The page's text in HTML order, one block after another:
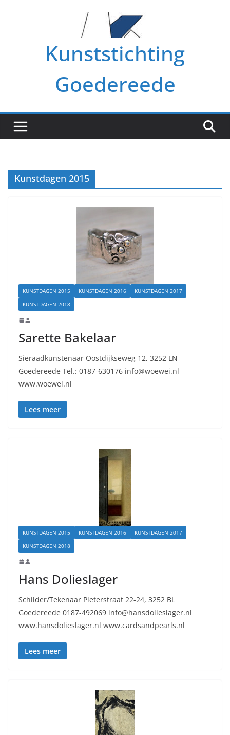
Kunststichting
Goedereede
Kunstdagen 2015
KUNSTDAGEN 2015 KUNSTDAGEN 2016
KUNSTDAGEN 2017
KUNSTDAGEN 2018
Sarette Bakelaar
Sieraadkunstenaar Oostdijkseweg 12, 3252 LN
Goedereede Tel.: 0187-630176 info@woewei.nl
www.woewei.nl
Lees meer
KUNSTDAGEN 2015 KUNSTDAGEN 2016
KUNSTDAGEN 2017
KUNSTDAGEN 2018
Hans Dolieslager
Schilder/Tekenaar Pieterstraat 22-24, 3252 BL
Goedereede 0187-492069 info@hansdolieslager.nl
www.hansdolieslager.nl www.cardsandpearls.nl
Lees meer